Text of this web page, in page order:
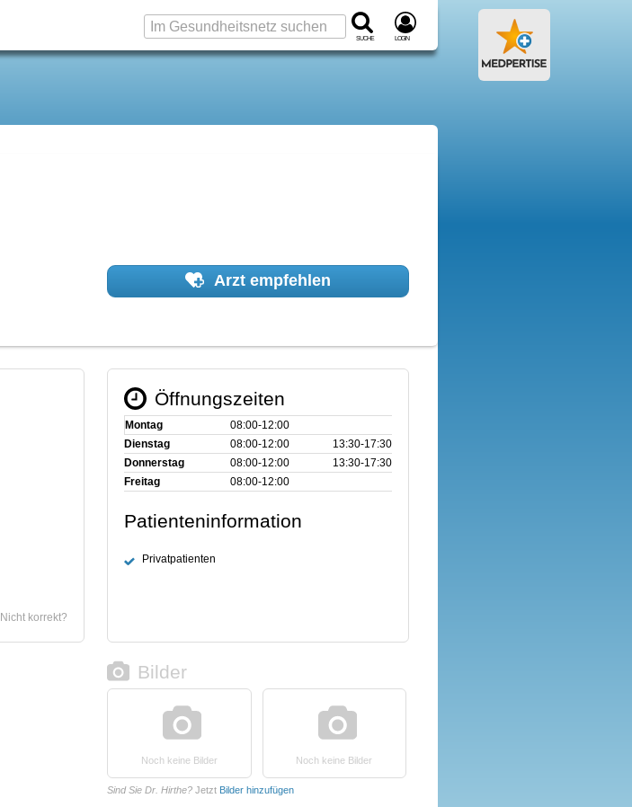
Suche Login
Arzt empfehlen
Nicht korrekt?
Öffnungszeiten
Montag
08:00‑12:00
Dienstag
08:00‑12:00
13:30‑17:30
Donnerstag
08:00‑12:00
13:30‑17:30
Freitag
08:00‑12:00
Patienteninformation
Privatpatienten
Bilder
Noch keine Bilder Noch keine Bilder
Sind Sie Dr. Hirthe? Jetzt Bilder hinzufügen